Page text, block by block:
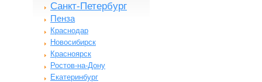
Санкт-Петербург
Пенза
Краснодар
Новосибирск
Красноярск
Ростов-на-Дону
Екатеринбург